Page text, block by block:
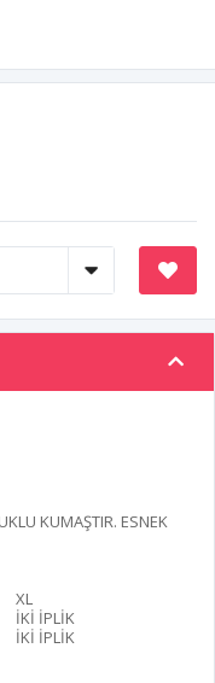
KUMAŞTIR. ESNEK
XL
İKİ İPLİK
İKİ İPLİK